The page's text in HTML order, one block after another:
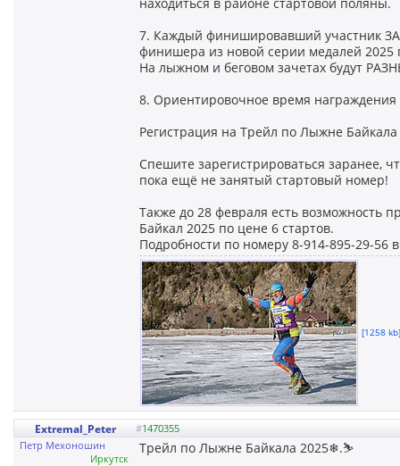
7. Каждый финишировавший участник
финишера из новой серии медалей 2025
На лыжном и беговом зачетах будут
8. Ориентировочное время награждения
Регистрация на Трейл по Лыжне
Спешите зарегистрироваться заранее,
пока ещё не занятый стартовый номер!
Также до 28 февраля есть возможность
Байкал 2025 по цене 6 стартов.
Подробности по номеру 8-914-895-29-56
[1258
Extremal_Peter #1470355
Петр Мехоношин
Иркутск
Трейл по Лыжне Байкала 2025❄.⛷